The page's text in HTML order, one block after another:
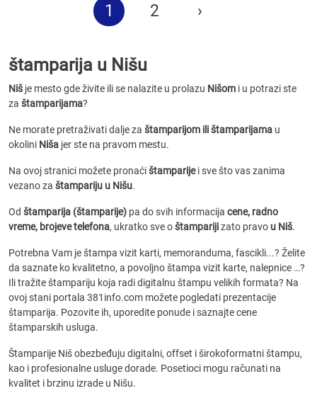
1 2 ›
štamparija u Nišu
Niš je mesto gde živite ili se nalazite u prolazu Nišom i u potrazi ste
za štamparijama?
Ne morate pretraživati dalje za štamparijom ili štamparijama u
okolini Niša jer ste na pravom mestu.
Na ovoj stranici možete pronaćištamparijei sve što vas zanima
vezano za štampariju u Nišu.
Od štamparija (štamparije) pa do svih informacija cene, radno
vreme, brojeve telefona, ukratko sve oštamparijizato pravo u Niš.
Potrebna Vam je štampa vizit karti, memoranduma, fascikli...? Želite
da saznate ko kvalitetno, a povoljno štampa vizit karte, nalepnice …?
Ili tražite štampariju koja radi digitalnu štampu velikih formata? Na
ovoj stani portala 381info.com možete pogledati prezentacije
štamparija. Pozovite ih, uporedite ponude i saznajte cene
štamparskih usluga.
Štamparije Niš obezbeđuju digitalni, offset i širokoformatni štampu,
kao i profesionalne usluge dorade. Posetioci mogu računati na
kvalitet i brzinu izrade u Nišu.